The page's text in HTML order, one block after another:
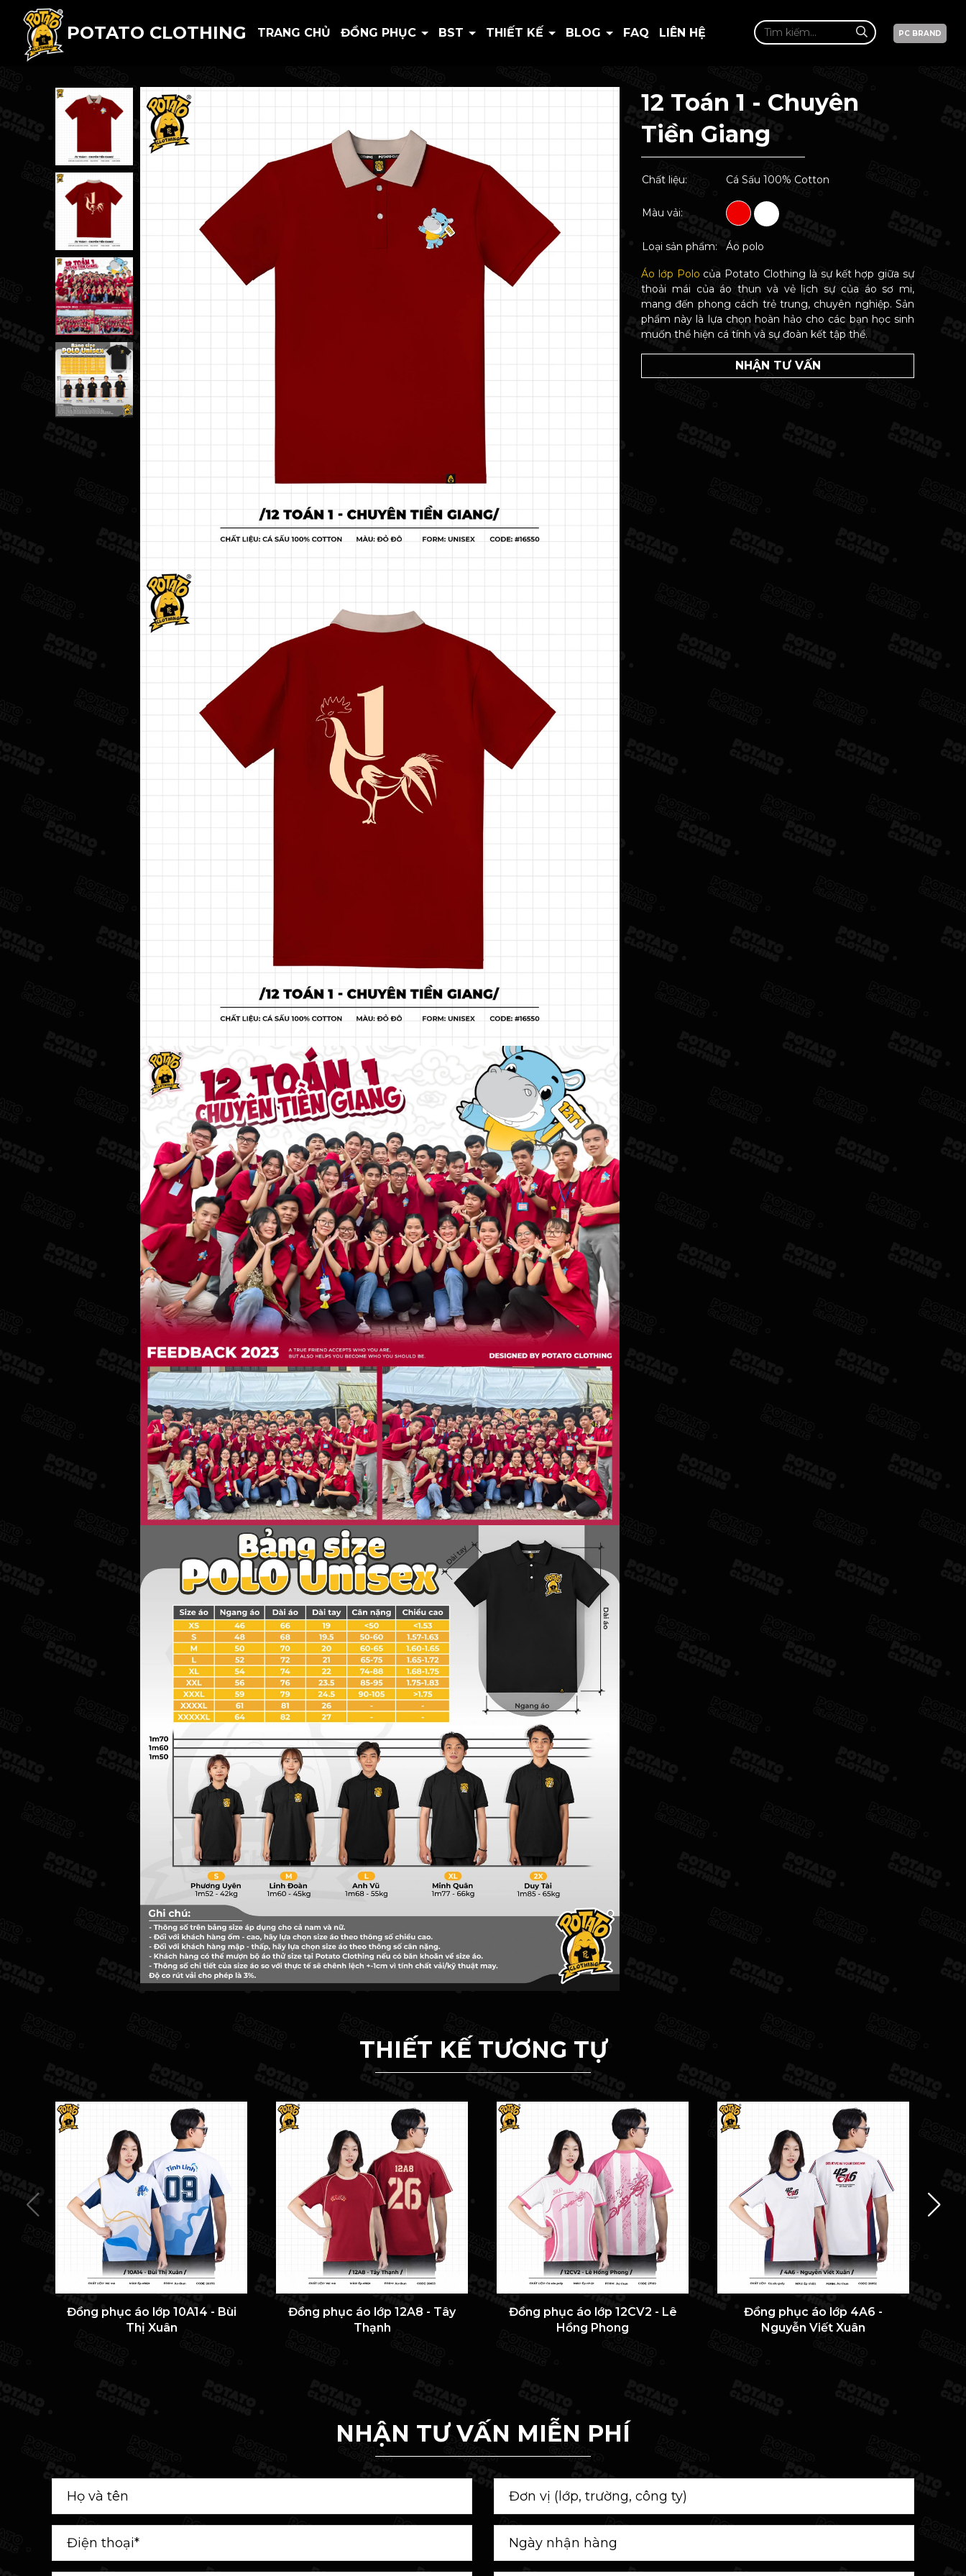
POTATO CLOTHING TRANG CHỦ ĐỒNG PHỤC BST THIẾT KẾ BLOG FAQ LIÊN HỆ PC BRAND
12 Toán 1 - Chuyên
Tiền Giang
Chất liệu: Cá Sấu 100% Cotton
Màu vải:
Loại sản phẩm: Áo polo
Áo lớp Polo của Potato Clothing là sự kết hợp giữa sự
thoải mái của áo thun và vẻ lịch sự của áo sơ mi,
mang đến phong cách trẻ trung, chuyên nghiệp. Sản
phẩm này là lựa chọn hoàn hảo cho các bạn học sinh
muốn thể hiện cá tính và sự đoàn kết tập thể.
NHẬN TƯ VẤN
THIẾT KẾ TƯƠNG TỰ
Đồng phục áo lớp 10A14 - Bùi
Thị Xuân
Đồng phục áo lớp 12A8 - Tây
Thạnh
Đồng phục áo lớp 12CV2 - Lê
Hồng Phong
Đồng phục áo lớp 4A6 -
Nguyễn Viết Xuân
NHẬN TƯ VẤN MIỄN PHÍ